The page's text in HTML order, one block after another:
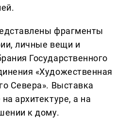
фрагменты
личные вещи и
Государственного
«Художественная
Севера». Выставка
архитектуре, а на
к дому.